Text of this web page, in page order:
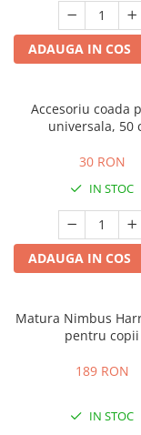
ADAUGA IN COS
Accesoriu coada
universala, 50
30 RON
IN STOC
ADAUGA IN COS
Matura Nimbus
pentru copii
189 RON
IN STOC